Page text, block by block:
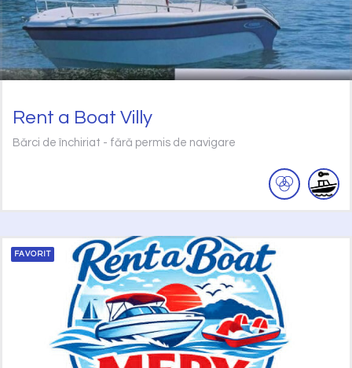
Rent a Boat Villy
Bărci de închiriat - fără permis de navigare
FAVORIT